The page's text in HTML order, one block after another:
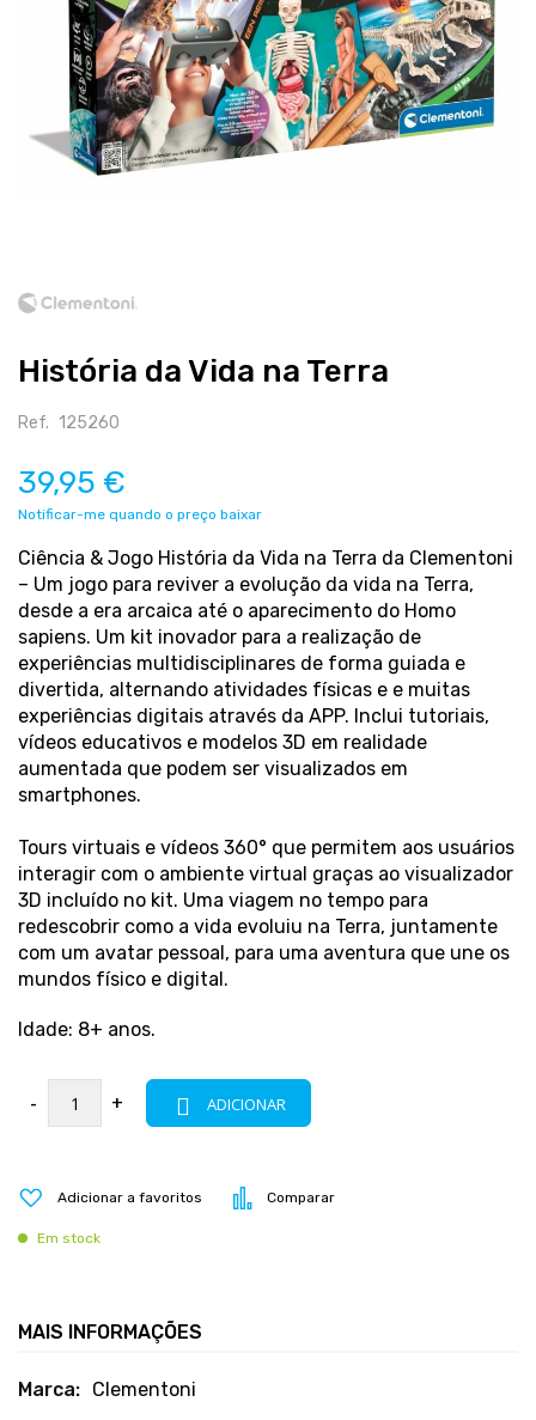
História da Vida na Terra
Ref. 125260
39,95 €
Notificar-me quando o preço baixar
Ciência & Jogo História da Vida na Terra da Clementoni
– Um jogo para reviver a evolução da vida na Terra,
desde a era arcaica até o aparecimento do Homo
sapiens. Um kit inovador para a realização de
experiências multidisciplinares de forma guiada e
divertida, alternando atividades físicas e e muitas
experiências digitais através da APP. Inclui tutoriais,
vídeos educativos e modelos 3D em realidade
aumentada que podem ser visualizados em
smartphones.
Tours virtuais e vídeos 360° que permitem aos usuários
interagir com o ambiente virtual graças ao visualizador
3D incluído no kit. Uma viagem no tempo para
redescobrir como a vida evoluiu na Terra, juntamente
com um avatar pessoal, para uma aventura que une os
mundos físico e digital.
Idade: 8+ anos.
- + ADICIONAR
Adicionar a favoritos Comparar
Em stock
o
da
de
MAIS INFORMAÇÕES
Mais
Clementoni